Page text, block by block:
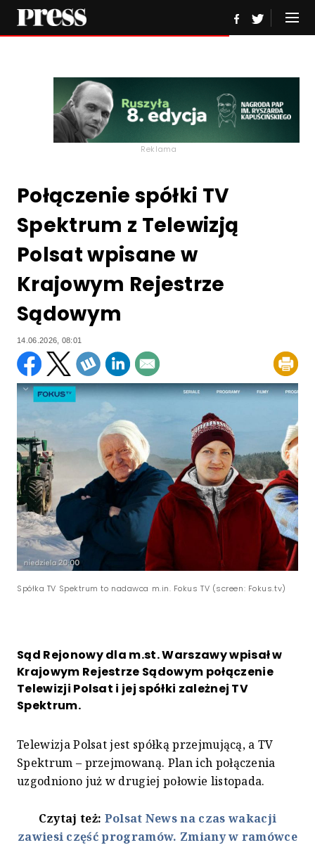
Reklama
Połączenie spółki TV
Spektrum z Telewizją
Polsat wpisane w
Krajowym Rejestrze
Sądowym
14.06.2026, 08:01
Spółka TV Spektrum to nadawca m.in. Fokus TV (screen: Fokus.tv)
Sąd Rejonowy dla m.st. Warszawy wpisał w
Krajowym Rejestrze Sądowym połączenie
Telewizji Polsat i jej spółki zależnej TV
Spektrum.
Telewizja Polsat jest spółką przejmującą, a TV
Spektrum – przejmowaną. Plan ich połączenia
uzgodniono już w drugiej połowie listopada.
Czytaj też: Polsat News na czas wakacji
zawiesi część programów. Zmiany w ramówce